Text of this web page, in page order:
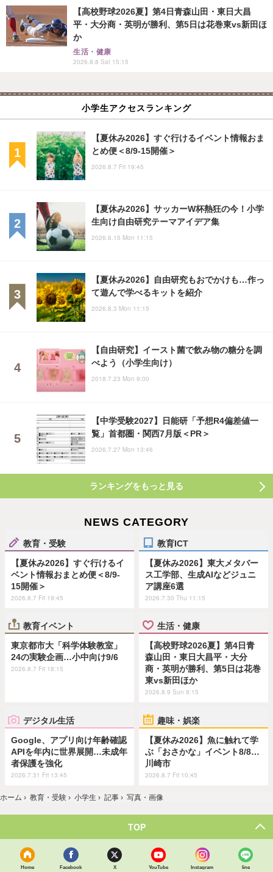
【高校野球2026夏】第4日青森山田・東日大昌
平・大分商・英明が勝利、第5日は花巻東vs新田ほ
か
生活・健康
2026.8.8 Sat 15:15
小学生アクセスランキング
【夏休み2026】すぐ行けるイベント情報おま
とめ便＜8/9-15開催＞
2026.8.7 Fri 19:45
【夏休み2026】サッカーW杯熱狂の今！小学
生向け自由研究テーマアイデア集
2026.6.15 Mon 11:15
【夏休み2026】自由研究もおでかけも…作っ
て遊んで学べるキットを紹介
2026.8.3 Mon 11:15
【自由研究】イースト菌で飲み物の糖分を調
べよう（小学生向け）
2018.7.23 Mon 9:00
【中学受験2027】日能研「予想R4偏差値一
覧」首都圏・関西7月版＜PR＞
2026.7.27 Mon 13:46
ランキングをもっと見る
NEWS CATEGORY
教育・受験
【夏休み2026】すぐ行けるイ
ベント情報おまとめ便＜8/9-
15開催＞
2026.8.7 Fri 19:45
教育ICT
【夏休み2026】東大メタバー
ス工学部、生成AIなどジュニ
ア講座6選
2026.7.30 Thu 11:15
教育イベント
東京都市大「科学体験教室」
24の実験企画…小中向け9/6
2026.8.7 Fri 18:15
生活・健康
【高校野球2026夏】第4日青
森山田・東日大昌平・大分
商・英明が勝利、第5日は花巻
東vs新田ほか
2026.8.9 Sun 9:15
デジタル生活
Google、アプリ向け年齢確認
APIを年内に世界展開…未成年
者保護を強化
2026.7.31 Fri 13:45
趣味・娯楽
【夏休み2026】魚に触れて学
ぶ「おさかな」イベント8/8…
川崎市
2026.8.7 Fri 10:45
ホーム › 教育・受験 › 小学生 › 記事 › 写真・画像
TOP
Home Facebook X YouTube Instagram line